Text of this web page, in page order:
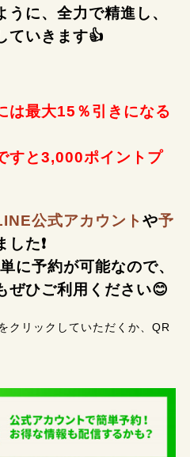
に、全力で精進し、
ていきます👍
は最大15％引きになる
すと3,000ポイントプ
公式アカウントや予
た❗
に予約が可能なので、
ぜひご利用ください😊
クリックしていただくか、QR